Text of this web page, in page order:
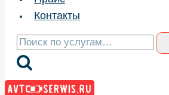
Контакты
Искать: